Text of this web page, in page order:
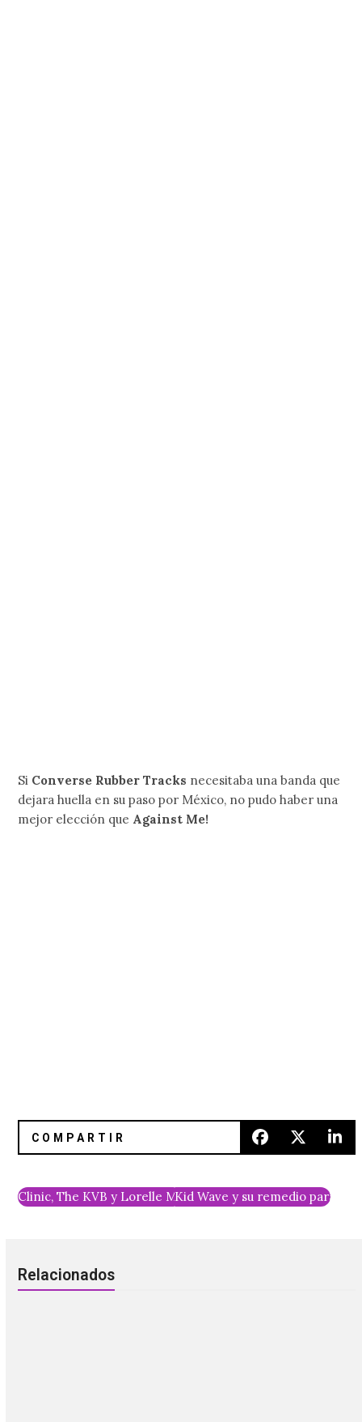
Si Converse Rubber Tracks necesitaba una banda que
dejara huella en su paso por México, no pudo haber una
mejor elección que Against Me!
Clinic, The KVB y Lorelle Meets The Obsolete en un
Kid Wave y su remedio para
Relacionados